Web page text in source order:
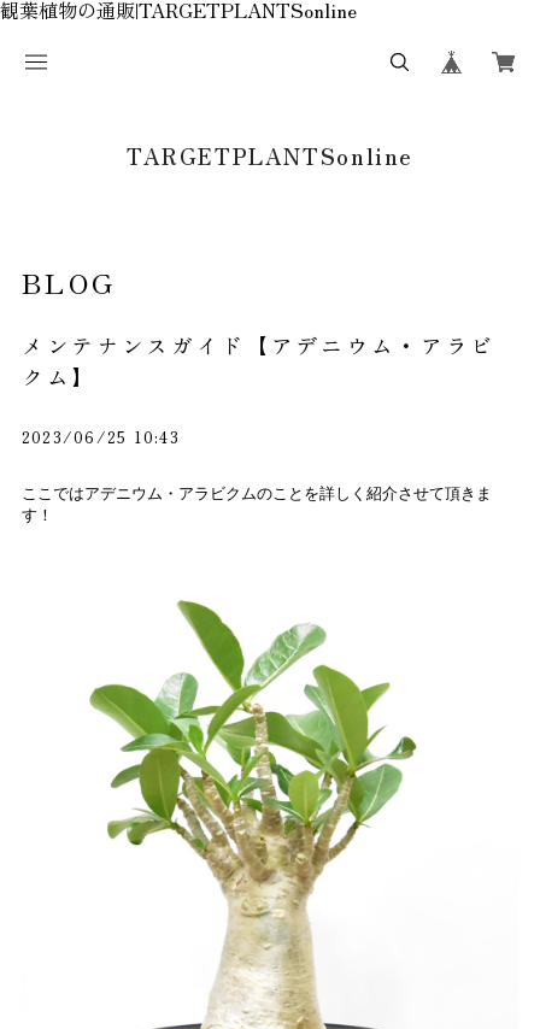
観葉植物の通販|TARGETPLANTSonline
TARGETPLANTSonline
BLOG
メンテナンスガイド【アデニウム・アラビ
クム】
2023/06/25 10:43
ここではアデニウム・アラビクムのことを詳しく紹介させて頂きま
す！